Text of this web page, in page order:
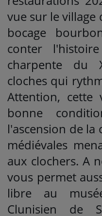
vue sur le village
bocage
conter
charpente du
cloches qui
Attention, cette
bonne
l'ascension de la
médiévales
aux clochers. A
vous permet
libre au
Clunisien de